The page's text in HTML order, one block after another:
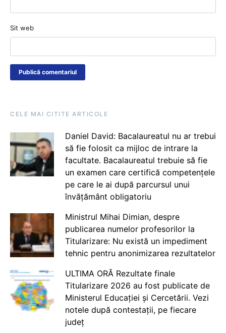
Sit web
CELE MAI CITITE ARTICOLE
Daniel David: Bacalaureatul nu ar trebui
să fie folosit ca mijloc de intrare la
facultate. Bacalaureatul trebuie să fie
un examen care certifică competențele
pe care le ai după parcursul unui
învățământ obligatoriu
Ministrul Mihai Dimian, despre
publicarea numelor profesorilor la
Titularizare: Nu există un impediment
tehnic pentru anonimizarea rezultatelor
ULTIMA ORĂ Rezultate finale
Titularizare 2026 au fost publicate de
Ministerul Educației și Cercetării. Vezi
notele după contestații, pe fiecare
județ